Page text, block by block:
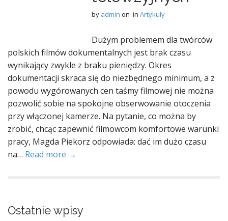
by admin on in Artykuły
Dużym problemem dla twórców
polskich filmów dokumentalnych jest brak czasu
wynikający zwykle z braku pieniędzy. Okres
dokumentacji skraca się do niezbędnego minimum, a z
powodu wygórowanych cen taśmy filmowej nie można
pozwolić sobie na spokojne obserwowanie otoczenia
przy włączonej kamerze. Na pytanie, co można by
zrobić, chcąc zapewnić filmowcom komfortowe warunki
pracy, Magda Piekorz odpowiada: dać im dużo czasu
na… Read more →
Ostatnie wpisy